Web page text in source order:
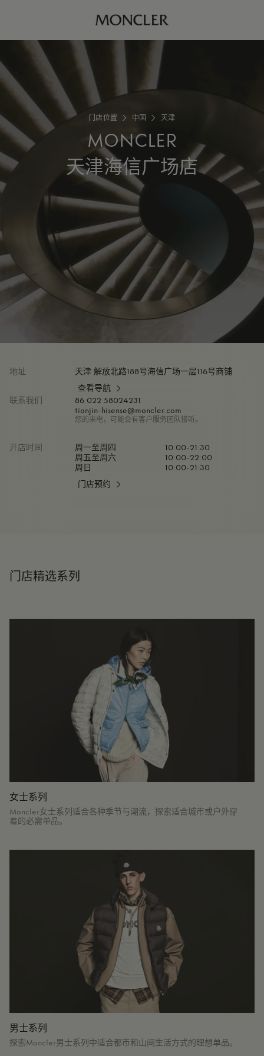
门店位置 中国 天津
MONCLER
天津海信广场店
地址
天津 解放北路188号海信广场一层116号商铺
查看导航
联系我们
86 022 58024231
tianjin-hisense@moncler.com
您的来电，可能会有客户服务团队接听。
开店时间 周一至周四
10:00-21:30
周五至周六
10:00-22:00
周日
10:00-21:30
门店预约
门店精选系列
女士系列
Moncler女士系列适合各种季节与潮流，探索适合城市或户外穿
着的必需单品。
男士系列
探索Moncler男士系列中适合都市和山间生活方式的理想单品。